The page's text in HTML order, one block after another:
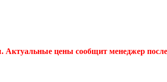
Актуальные цены сообщит менеджер